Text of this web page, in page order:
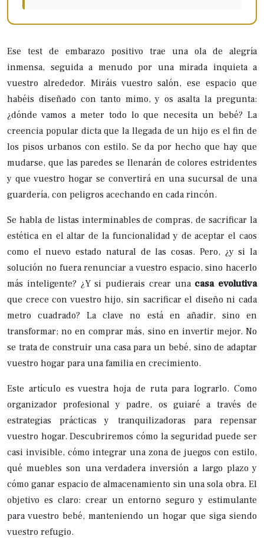
Ese test de embarazo positivo trae una ola de alegría
inmensa, seguida a menudo por una mirada inquieta a
vuestro alrededor. Miráis vuestro salón, ese espacio que
habéis diseñado con tanto mimo, y os asalta la pregunta:
¿dónde vamos a meter todo lo que necesita un bebé? La
creencia popular dicta que la llegada de un hijo es el fin de
los pisos urbanos con estilo. Se da por hecho que hay que
mudarse, que las paredes se llenarán de colores estridentes
y que vuestro hogar se convertirá en una sucursal de una
guardería, con peligros acechando en cada rincón.
Se habla de listas interminables de compras, de sacrificar la
estética en el altar de la funcionalidad y de aceptar el caos
como el nuevo estado natural de las cosas. Pero, ¿y si la
solución no fuera renunciar a vuestro espacio, sino hacerlo
más inteligente? ¿Y si pudierais crear una casa evolutiva
que crece con vuestro hijo, sin sacrificar el diseño ni cada
metro cuadrado? La clave no está en añadir, sino en
transformar; no en comprar más, sino en invertir mejor. No
se trata de construir una casa para un bebé, sino de adaptar
vuestro hogar para una familia en crecimiento.
Este artículo es vuestra hoja de ruta para lograrlo. Como
organizador profesional y padre, os guiaré a través de
estrategias prácticas y tranquilizadoras para repensar
vuestro hogar. Descubriremos cómo la seguridad puede ser
casi invisible, cómo integrar una zona de juegos con estilo,
qué muebles son una verdadera inversión a largo plazo y
cómo ganar espacio de almacenamiento sin una sola obra. El
objetivo es claro: crear un entorno seguro y estimulante
para vuestro bebé, manteniendo un hogar que siga siendo
vuestro refugio.